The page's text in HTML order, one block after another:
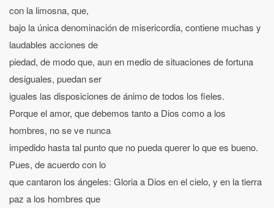
con la limosna, que,
bajo la única denominación de misericordia, contiene muchas y
laudables acciones de
piedad, de modo que, aun en medio de situaciones de fortuna
desiguales, puedan ser
iguales las disposiciones de ánimo de todos los fieles.
Porque el amor, que debemos tanto a Dios como a los
hombres, no se ve nunca
impedido hasta tal punto que no pueda querer lo que es bueno.
Pues, de acuerdo con lo
que cantaron los ángeles: Gloria a Dios en el cielo, y en la tierra
paz a los hombres que